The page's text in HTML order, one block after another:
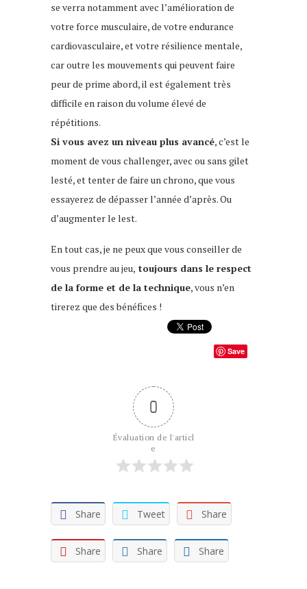
se verra notamment avec l’amélioration de
votre force musculaire, de votre endurance
cardiovasculaire, et votre résilience mentale,
car outre les mouvements qui peuvent faire
peur de prime abord, il est également très
difficile en raison du volume élevé de
répétitions.
Si vous avez un niveau plus avancé, c’est le
moment de vous challenger, avec ou sans gilet
lesté, et tenter de faire un chrono, que vous
essayerez de dépasser l’année d’après. Ou
d’augmenter le lest.
En tout cas, je ne peux que vous conseiller de
vous prendre au jeu, toujours dans le respect
de la forme et de la technique, vous n’en
tirerez que des bénéfices !
Save
0
Évaluation de l'articl
e
Share Tweet Share
Share Share Share